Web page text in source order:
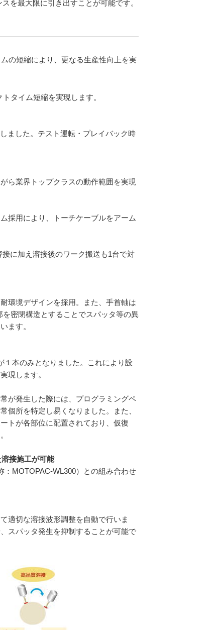
を最大限に引き出すことが可能です。
の短縮により、更なる生産性向上を実
タイム短縮を実現します。
ました。テスト運転・プレイバック時
ら業界トップクラスの動作範囲を実現
採用により、トーチケーブルをアーム
に加え溶接後のワーク搬送も1台で対
環境デザインを採用。また、手首軸は
を密閉構造とすることでスパッタ等の異
ます。
本のみとなりました。これにより設
現します。
が発生した際には、プログラミングペ
個所を特定し易くなりました。また、
トが各部位に配置されており、仮復
接施工が可能
： MOTOPAC-WL300）との組み合わせ
適切な溶接波形調整を自動で行いま
スパッタ発生を抑制することが可能で